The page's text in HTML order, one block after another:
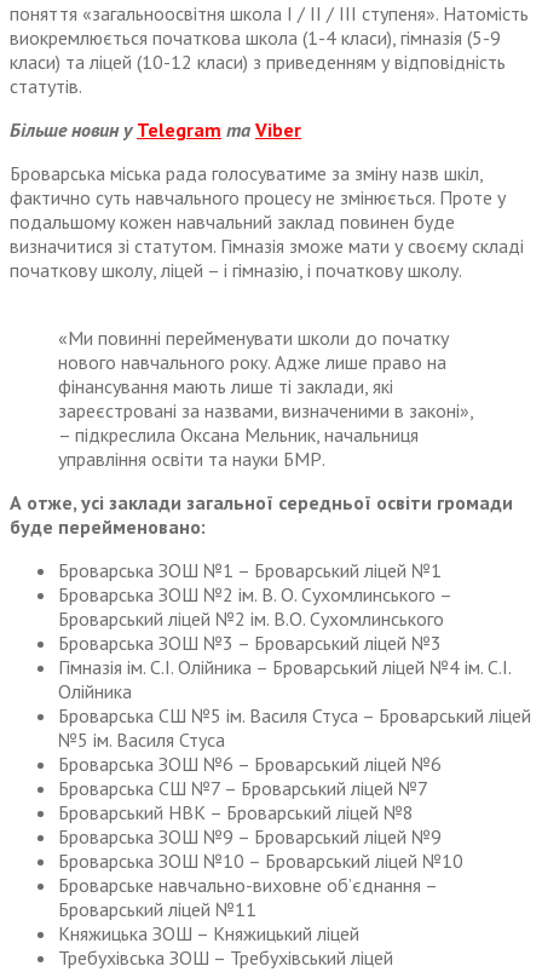
поняття «загальноосвітня школа І / II / III ступеня». Натомість
виокремлюється початкова школа (1-4 класи), гімназія (5-9
класи) та ліцей (10-12 класи) з приведенням у відповідність
статутів.
Більше новин у Telegram та Viber
Броварська міська рада голосуватиме за зміну назв шкіл,
фактично суть навчального процесу не змінюється. Проте у
подальшому кожен навчальний заклад повинен буде
визначитися зі статутом. Гімназія зможе мати у своєму складі
початкову школу, ліцей – і гімназію, і початкову школу.
«Ми повинні перейменувати школи до початку
нового навчального року. Адже лише право на
фінансування мають лише ті заклади, які
зареєстровані за назвами, визначеними в законі»,
– підкреслила Оксана Мельник, начальниця
управління освіти та науки БМР.
А отже, усі заклади загальної середньої освіти громади
буде перейменовано:
Броварська ЗОШ №1 – Броварський ліцей №1
Броварська ЗОШ №2 ім. В. О. Сухомлинського –
Броварський ліцей №2 ім. В.О. Сухомлинського
Броварська ЗОШ №3 – Броварський ліцей №3
Гімназія ім. С.І. Олійника – Броварський ліцей №4 ім. С.І.
Олійника
Броварська СШ №5 ім. Василя Стуса – Броварський ліцей
№5 ім. Василя Стуса
Броварська ЗОШ №6 – Броварський ліцей №6
Броварська СШ №7 – Броварський ліцей №7
Броварський НВК – Броварський ліцей №8
Броварська ЗОШ №9 – Броварський ліцей №9
Броварська ЗОШ №10 – Броварський ліцей №10
Броварське навчально-виховне об’єднання –
Броварський ліцей №11
Княжицька ЗОШ – Княжицький ліцей
Требухівська ЗОШ – Требухівський ліцей